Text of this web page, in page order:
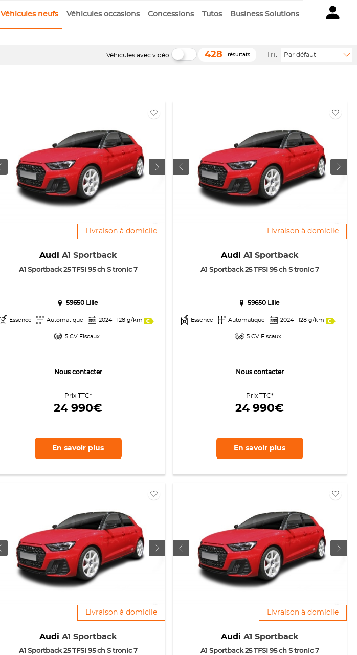
Véhicules neufs Véhicules occasions Concessions Tutos Business Solutions
Tri: Par défaut
Véhicules avec vidéo 428 résultats
Livraison à domicile
Audi A1 Sportback
A1 Sportback 25 TFSI 95 ch S tronic 7
59650 Lille
Essence Automatique 2024 128 g/km
5 CV Fiscaux
Nous contacter
Prix TTC*
24 990€
En savoir plus
Livraison à domicile
Audi A1 Sportback
A1 Sportback 25 TFSI 95 ch S tronic 7
59650 Lille
Essence Automatique 2024 128 g/km
5 CV Fiscaux
Nous contacter
Prix TTC*
24 990€
En savoir plus
Livraison à domicile
Audi A1 Sportback
A1 Sportback 25 TFSI 95 ch S tronic 7
Livraison à domicile
Audi A1 Sportback
A1 Sportback 25 TFSI 95 ch S tronic 7